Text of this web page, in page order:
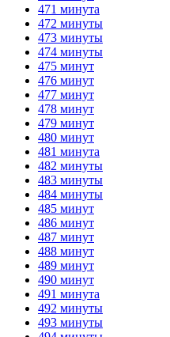
471 минута
472 минуты
473 минуты
474 минуты
475 минут
476 минут
477 минут
478 минут
479 минут
480 минут
481 минута
482 минуты
483 минуты
484 минуты
485 минут
486 минут
487 минут
488 минут
489 минут
490 минут
491 минута
492 минуты
493 минуты